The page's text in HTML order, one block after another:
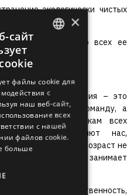
экологически чистых
с коррупцией во всех ее
. Опыт и знания – это
нашу команду, а
нашим сотрудникам всех
вдохновляют нас,
что ни пол, ни возраст не
должность человек занимает
. Ответственность,
RUSSIAN
SPANISH
×
сайт
файлы cookie для
с
наш веб-сайт,
всех
с нашей
файлов cookie.
больше